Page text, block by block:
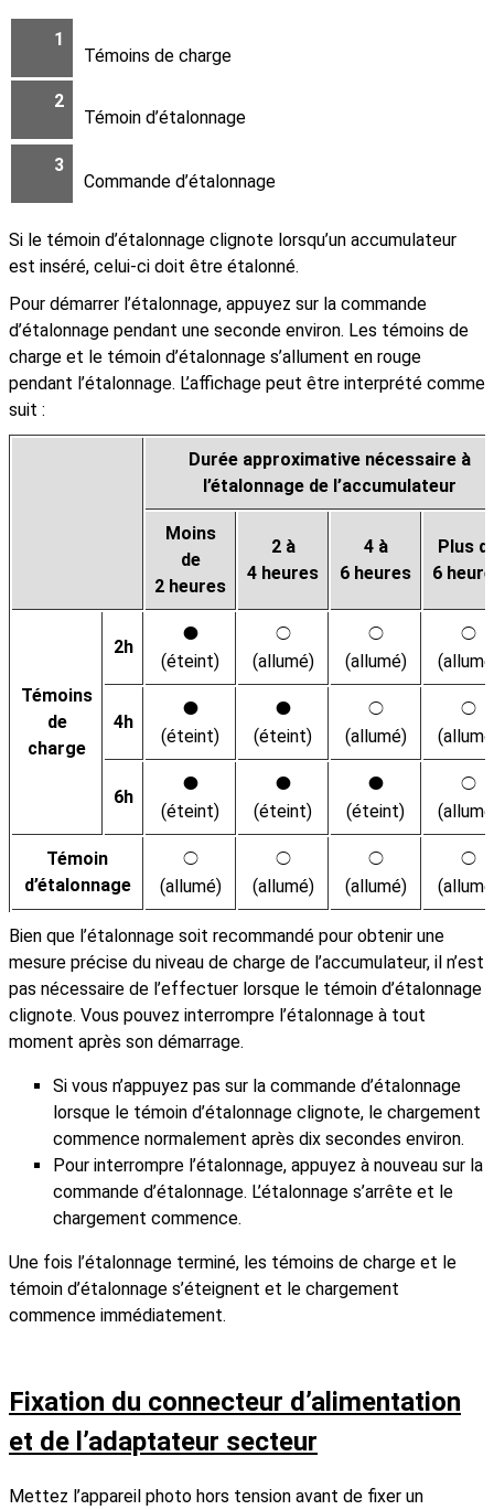
1
Témoins de charge
2
Témoin d’étalonnage
3
Commande d’étalonnage
Si le témoin d’étalonnage clignote lorsqu’un accumulateur
est inséré, celui-ci doit être étalonné.
Pour démarrer l’étalonnage, appuyez sur la commande
d’étalonnage pendant une seconde environ. Les témoins de
charge et le témoin d’étalonnage s’allument en rouge
pendant l’étalonnage. L’affichage peut être interprété comme
suit :
Durée approximative nécessaire à
l’étalonnage de l’accumulateur
Moins
de
2 heures
2 à
4 heures
4 à
6 heures
Plus
6
Témoins
de
charge
2h
I
(éteint)
K
(allumé)
K
(allumé)
K
4h
I
(éteint)
I
(éteint)
K
(allumé)
K
6h
I
(éteint)
I
(éteint)
I
(éteint)
K
Témoin
d’étalonnage
K
(allumé)
K
(allumé)
K
(allumé)
K
Bien que l’étalonnage soit recommandé pour obtenir une
mesure précise du niveau de charge de l’accumulateur, il n’est
pas nécessaire de l’effectuer lorsque le témoin d’étalonnage
clignote. Vous pouvez interrompre l’étalonnage à tout
moment après son démarrage.
Si vous n’appuyez pas sur la commande d’étalonnage
lorsque le témoin d’étalonnage clignote, le chargement
commence normalement après dix secondes environ.
Pour interrompre l’étalonnage, appuyez à nouveau sur la
commande d’étalonnage. L’étalonnage s’arrête et le
chargement commence.
Une fois l’étalonnage terminé, les témoins de charge et le
témoin d’étalonnage s’éteignent et le chargement
commence immédiatement.
Fixation du connecteur d’alimentation
et de l’adaptateur secteur
Mettez l’appareil photo hors tension avant de fixer un